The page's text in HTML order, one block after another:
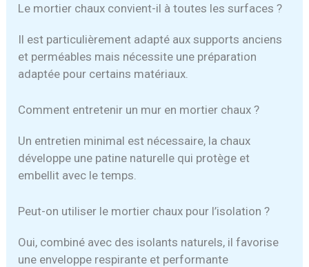
Le mortier chaux convient-il à toutes les surfaces ?
Il est particulièrement adapté aux supports anciens
et perméables mais nécessite une préparation
adaptée pour certains matériaux.
Comment entretenir un mur en mortier chaux ?
Un entretien minimal est nécessaire, la chaux
développe une patine naturelle qui protège et
embellit avec le temps.
Peut-on utiliser le mortier chaux pour l’isolation ?
Oui, combiné avec des isolants naturels, il favorise
une enveloppe respirante et performante